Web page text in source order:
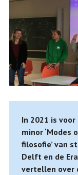
In 2021 is
minor ‘Modes
filosofie’ van
Delft en de
vertellen over